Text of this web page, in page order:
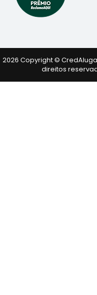
2026 Copyright © CredAluga
direitos